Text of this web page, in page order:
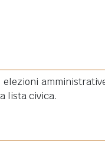
lista civica.